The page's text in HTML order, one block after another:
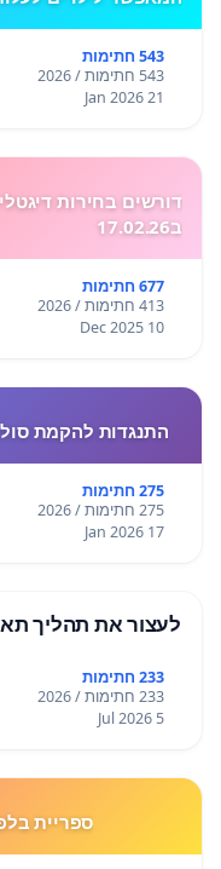
543 חתימות
543 חתימות / 2026
21 Jan 2026
דורשים בחירות
ב17.02.26
677 חתימות
413 חתימות / 2026
10 Dec 2025
התנגדות להקמת
275 חתימות
275 חתימות / 2026
17 Jan 2026
לעצור את תהליך
233 חתימות
233 חתימות / 2026
5 Jul 2026
ספריית בלפר